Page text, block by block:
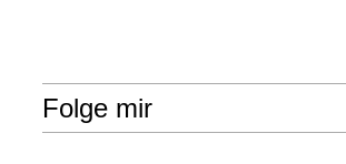
Folge mir